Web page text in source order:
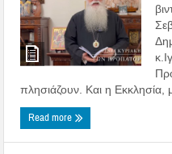
πλησιάζουν. Και η Εκκλησία,
Read more